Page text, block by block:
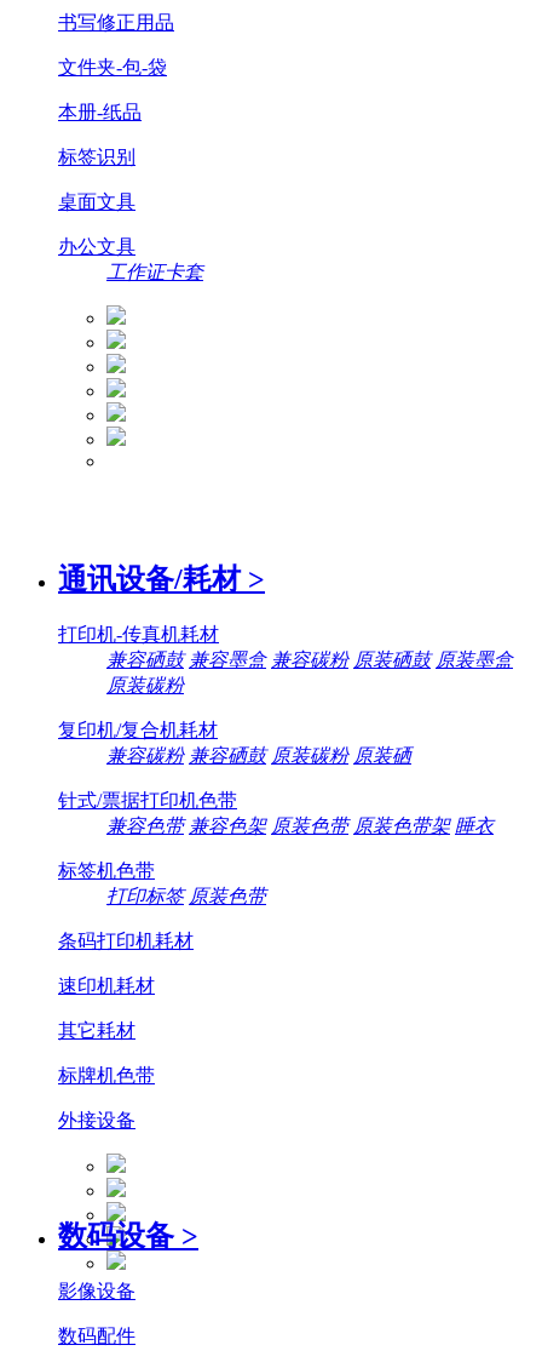
书写修正用品
文件夹-包-袋
本册-纸品
标签识别
桌面文具
办公文具
工作证卡套
通讯设备/耗材 >
打印机-传真机耗材
兼容硒鼓 兼容墨盒 兼容碳粉 原装硒鼓 原装墨盒
原装碳粉
复印机/复合机耗材
兼容碳粉 兼容硒鼓 原装碳粉 原装硒
针式/票据打印机色带
兼容色带 兼容色架 原装色带 原装色带架 睡衣
标签机色带
打印标签 原装色带
条码打印机耗材
速印机耗材
其它耗材
标牌机色带
外接设备
数码设备 >
影像设备
数码配件